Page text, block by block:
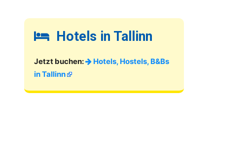
Hotels in Tallinn
Jetzt buchen:
Hotels, Hostels, B&Bs
in Tallinn